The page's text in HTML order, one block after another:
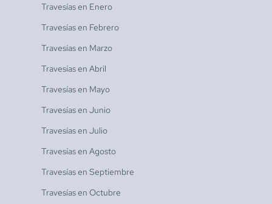
Travesías en Enero
Travesías en Febrero
Travesías en Marzo
Travesías en Abril
Travesías en Mayo
Travesías en Junio
Travesías en Julio
Travesías en Agosto
Travesías en Septiembre
Travesías en Octubre